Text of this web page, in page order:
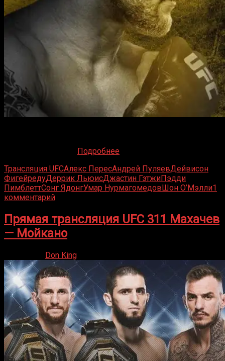
Подробнее
Трансляция UFCАлекс ПересАндрей ПуляевДейвисон
ФигейредуДеррик ЛьюисДжастин ГэтжиПэдди
ПимблеттСонг ЯдонгУмар НурмагомедовШон О’Мэлли1
комментарий
Прямая трансляция UFC 311 Махачев
— Мойкано
Don King